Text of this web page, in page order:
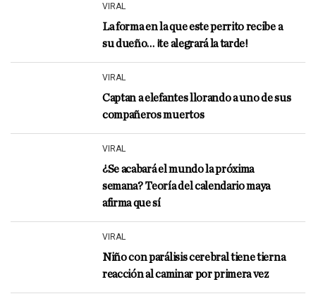
VIRAL
La forma en la que este perrito recibe a
su dueño… ¡te alegrará la tarde!
VIRAL
Captan a elefantes llorando a uno de sus
compañeros muertos
VIRAL
¿Se acabará el mundo la próxima
semana? Teoría del calendario maya
afirma que sí
VIRAL
Niño con parálisis cerebral tiene tierna
reacción al caminar por primera vez